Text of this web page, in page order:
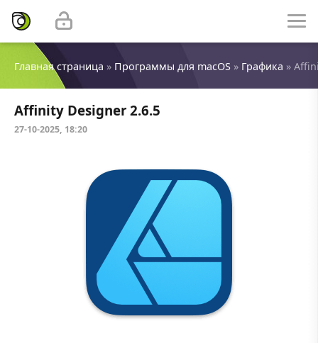
Главная страница » Программы для macOS » Графика »
Affinity Designer 2.6.5
27-10-2025, 18:20